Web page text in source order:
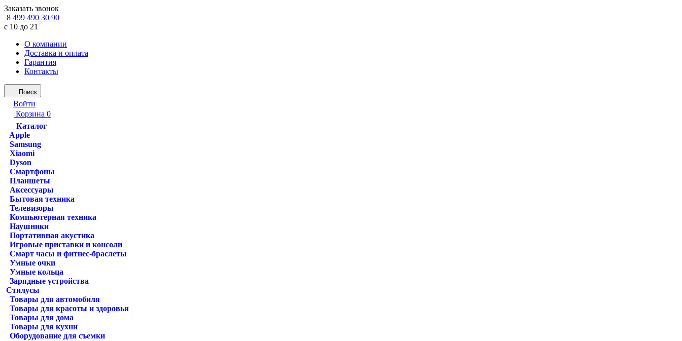
Заказать звонок
8 499 490 30 90
с 10 до 21
О компании
Доставка и оплата
Гарантия
Контакты
Поиск
Войти
Корзина 0
Каталог
Apple
Samsung
Xiaomi
Dyson
Смартфоны
Планшеты
Аксессуары
Бытовая техника
Телевизоры
Компьютерная техника
Наушники
Портативная акустика
Игровые приставки и консоли
Смарт часы и фитнес-браслеты
Умные очки
Умные кольца
Зарядные устройства
Стилусы
Товары для автомобиля
Товары для красоты и здоровья
Товары для дома
Товары для кухни
Оборудование для съемки